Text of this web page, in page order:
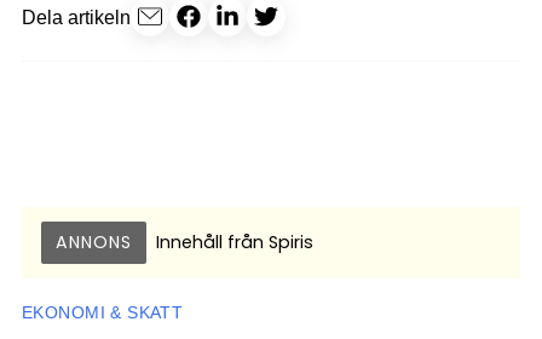
Dela artikeln
ANNONS Innehåll från Spiris
EKONOMI & SKATT